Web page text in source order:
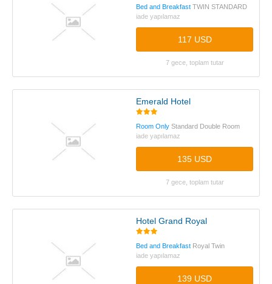
Bed and Breakfast TWIN STANDARD
iade yapılamaz
117 USD
7 gece, toplam tutar
Emerald Hotel
Room Only Standard Double Room
iade yapılamaz
135 USD
7 gece, toplam tutar
Hotel Grand Royal
Bed and Breakfast Royal Twin
iade yapılamaz
139 USD